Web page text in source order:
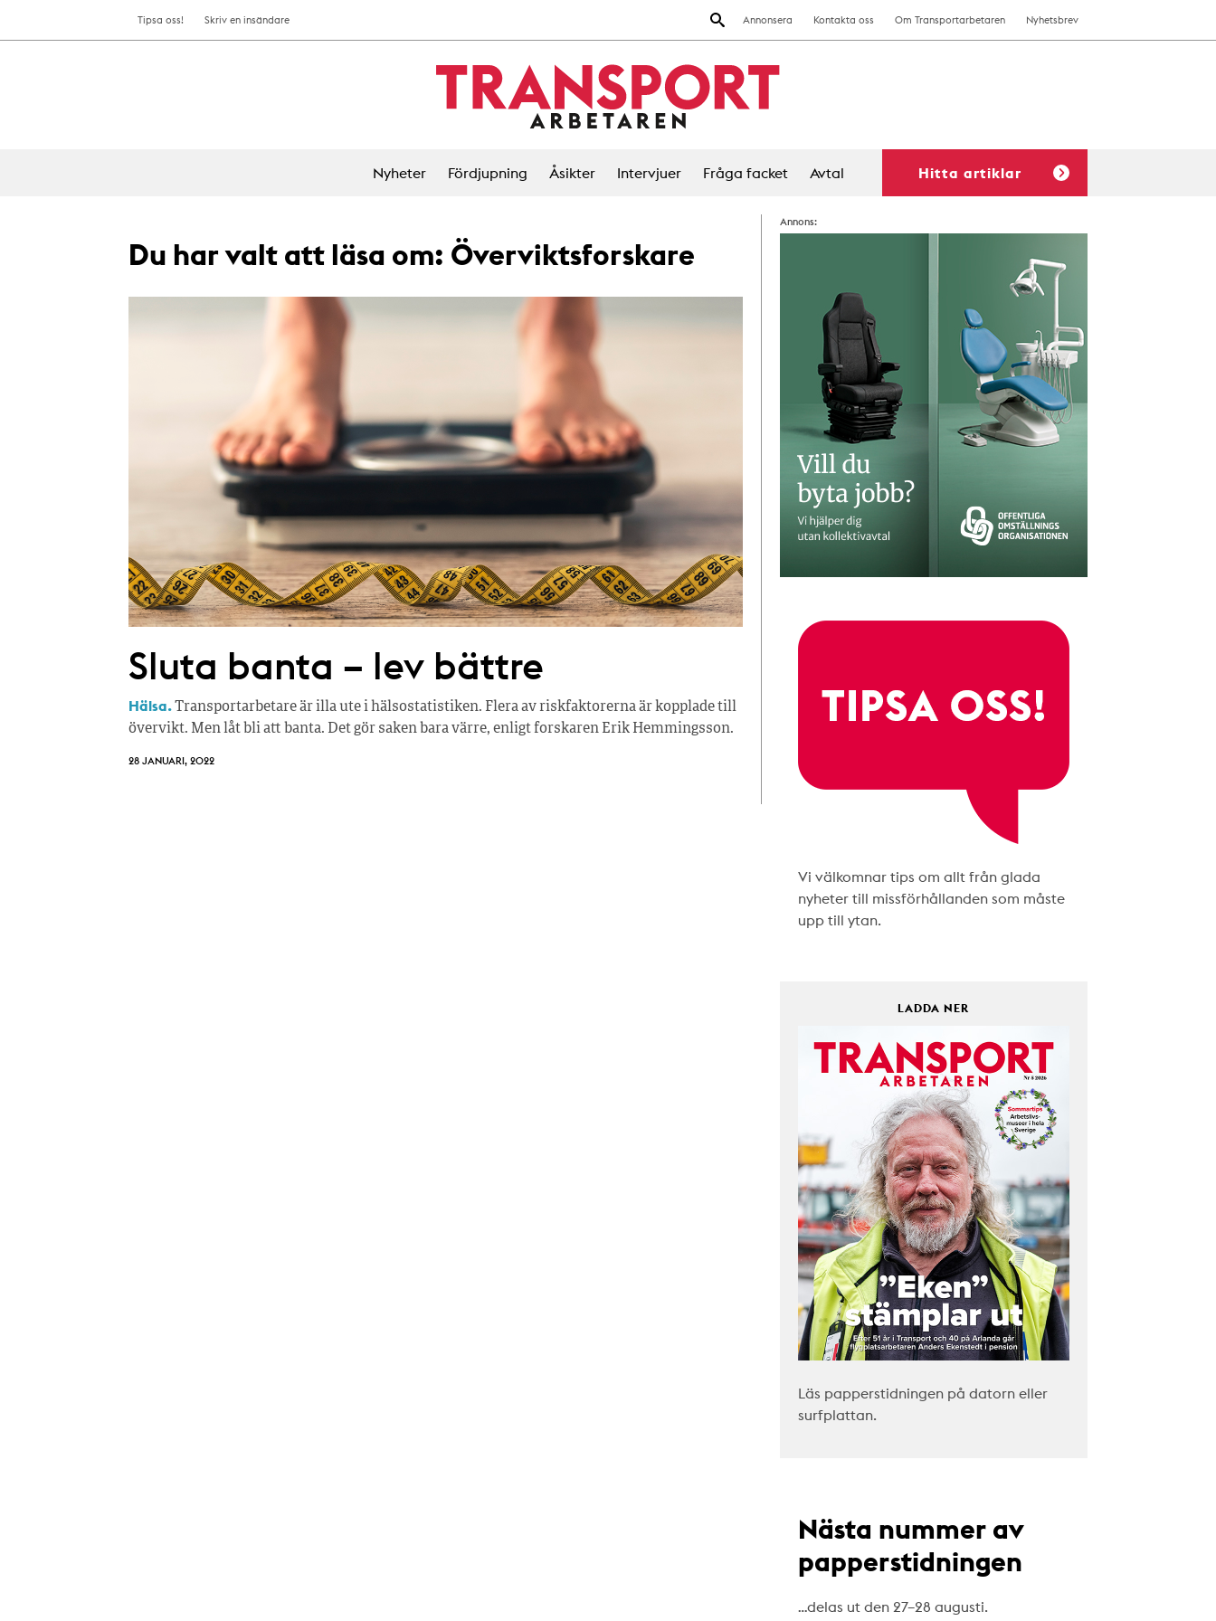
Annonsera Kontakta oss Om Transportarbetaren Nyhetsbrev
Tipsa oss! Skriv en insändare
Nyheter Fördjupning Åsikter Intervjuer Fråga facket Avtal Hitta artiklar
Du har valt att läsa om: Överviktsforskare
Sluta banta – lev bättre
Hälsa.Transportarbetare är illa ute i hälsostatistiken. Flera av riskfaktorerna är kopplade till
övervikt. Men låt bli att banta. Det gör saken bara värre, enligt forskaren Erik Hemmingsson.
28 JANUARI, 2022
Annons:
Vi välkomnar tips om allt från glada
nyheter till missförhållanden som måste
upp till ytan.
LADDA NER
Läs papperstidningen på datorn eller
surfplattan.
Nästa nummer av
papperstidningen
…delas ut den 27–28 augusti.